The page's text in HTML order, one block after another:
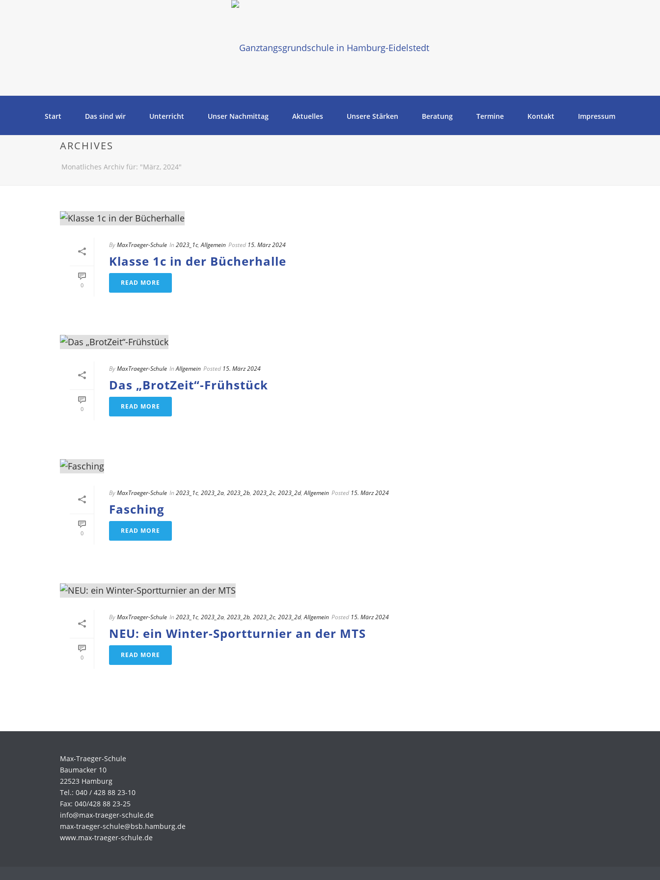
Start Das sind wir Unterricht Unser Nachmittag Aktuelles Unsere Stärken Beratung Termine Kontakt Impressum
ARCHIVES
Monatliches Archiv für: "März, 2024"
0
ByMaxTraeger-Schule In 2023_1c,Allgemein Posted 15. März 2024
Klasse 1c in der Bücherhalle
READ MORE
0
ByMaxTraeger-Schule In Allgemein Posted 15. März 2024
Das „BrotZeit“-Frühstück
READ MORE
0
ByMaxTraeger-Schule In 2023_1c, 2023_2a, 2023_2b, 2023_2c, 2023_2d,Allgemein Posted 15. März 2024
Fasching
READ MORE
0
ByMaxTraeger-Schule In 2023_1c, 2023_2a, 2023_2b, 2023_2c, 2023_2d,Allgemein Posted 15. März 2024
NEU: ein Winter-Sportturnier an der MTS
READ MORE
Max-Traeger-Schule
Baumacker 10
22523 Hamburg
Tel.: 040 / 428 88 23-10
Fax: 040/428 88 23-25
info@max-traeger-schule.de
max-traeger-schule@bsb.hamburg.de
www.max-traeger-schule.de